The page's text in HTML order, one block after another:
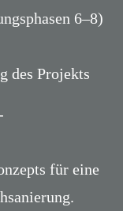
6–8)
des Projekts
für eine